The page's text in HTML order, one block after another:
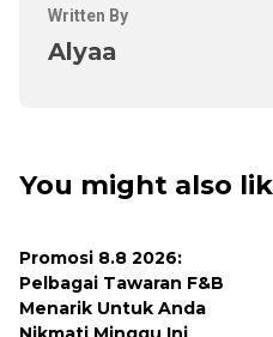
Written By
Alyaa
You might also
Promosi 8.8 2026:
Pelbagai Tawaran F&B
Menarik Untuk Anda